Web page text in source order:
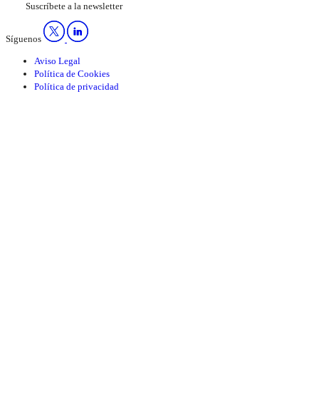
Suscríbete a la newsletter
Síguenos
Aviso Legal
Política de Cookies
Política de privacidad